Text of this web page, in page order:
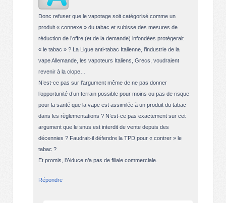
Donc refuser que le vapotage soit catégorisé comme un
produit « connexe » du tabac et subisse des mesures de
réduction de l’offre (et de la demande) infondées protègerait
« le tabac » ? La Ligue anti-tabac Italienne, l’industrie de la
vape Allemande, les vapoteurs Italiens, Grecs, voudraient
revenir à la clope…
N’est-ce pas sur l’argument même de ne pas donner
l’opportunité d’un terrain possible pour moins ou pas de risque
pour la santé que la vape est assimilée à un produit du tabac
dans les règlementations ? N’est-ce pas exactement sur cet
argument que le snus est interdit de vente depuis des
décennies ? Faudrait-il défendre la TPD pour « contrer » le
tabac ?
Et promis, l’Aiduce n’a pas de filiale commerciale.
Répondre